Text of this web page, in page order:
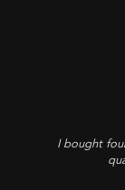
I bought